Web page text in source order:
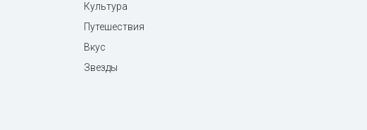
Культура
Путешествия
Вкус
Звезды